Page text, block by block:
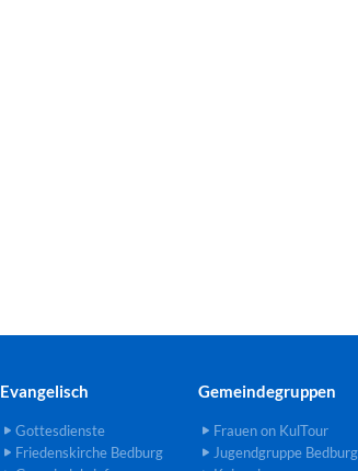
Evangelisch
Gottesdienste
Friedenskirche Bedburg
Gemeindegruppen
Frauen on KulTour
Jugendgruppe Bedburg